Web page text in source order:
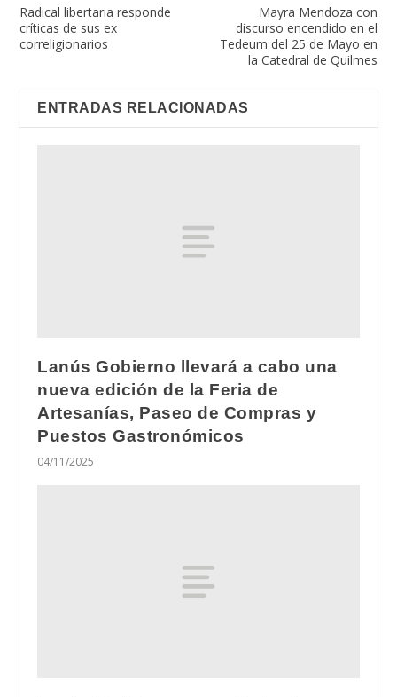
Radical libertaria responde
críticas de sus ex
correligionarios
Mayra Mendoza con
discurso encendido en el
Tedeum del 25 de Mayo en
la Catedral de Quilmes
ENTRADAS RELACIONADAS
Lanús Gobierno llevará a cabo una
nueva edición de la Feria de
Artesanías, Paseo de Compras y
Puestos Gastronómicos
04/11/2025